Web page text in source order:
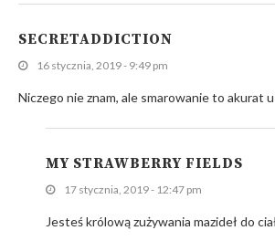
SECRETADDICTION
16 stycznia, 2019 - 9:49 pm
Niczego nie znam, ale smarowanie to akurat
MY STRAWBERRY FIELDS
17 stycznia, 2019 - 12:47 pm
Jesteś królową zużywania mazideł do